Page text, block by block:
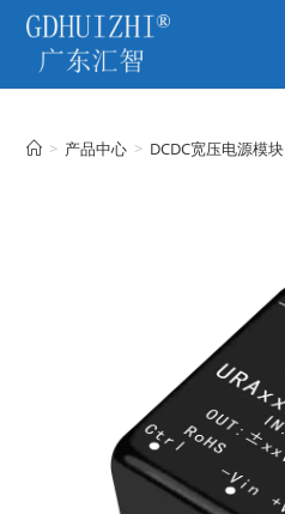
> 产品中心 > DCDC宽压电源模块